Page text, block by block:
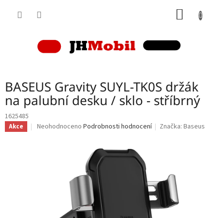
BASEUS Gravity SUYL-TK0S držák
na palubní desku / sklo - stříbrný
1625485
Akce
Průměrné
Neohodnoceno Podrobnosti hodnocení Značka:Baseus